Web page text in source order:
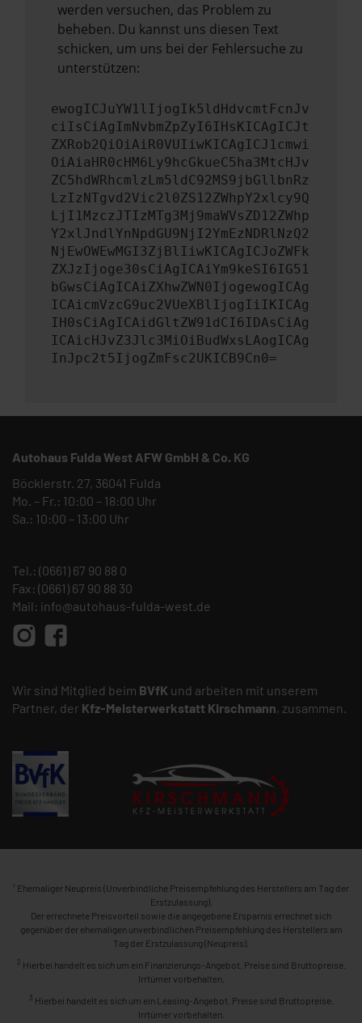
werden versuchen, das Problem zu
beheben. Du kannst uns diesen Text
schicken, um uns bei der Fehlersuche zu
unterstützen:
ewogICJuYW1lIjogIk5ldHdvcmtFcnJv
ciIsCiAgImNvbmZpZyI6IHsKICAgICJt
ZXRob2QiOiAiR0VUIiwKICAgICJ1cmwi
OiAiaHR0cHM6Ly9hcGkueC5ha3MtcHJv
ZC5hdWRhcmlzLm5ldC92MS9jbGllbnRz
LzIzNTgvd2Vic2l0ZS12ZWhpY2xlcy9Q
LjI1MzczJTIzMTg3Mj9maWVsZD12ZWhp
Y2xlJndlYnNpdGU9NjI2YmEzNDRlNzQ2
NjEwOWEwMGI3ZjBlIiwKICAgICJoZWFk
ZXJzIjoge30sCiAgICAiYm9keSI6IG51
bGwsCiAgICAiZXhwZWN0IjogewogICAg
ICAicmVzcG9uc2VUeXBlIjogIiIKICAg
IH0sCiAgICAidGltZW91dCI6IDAsCiAg
ICAicHJvZ3Jlc3MiOiBudWxsLAogICAg
InJpc2t5IjogZmFsc2UKICB9Cn0=
Autohaus Fulda West AFW GmbH & Co. KG
Böcklerstr. 27, 36041 Fulda
Mo. – Fr.: 10:00 – 18:00 Uhr
Sa.: 10:00 – 13:00 Uhr
Tel.: (0661) 67 90 88 0
Fax: (0661) 67 90 88 30
Mail: info@autohaus-fulda-west.de
Wir sind Mitglied beim BVfK und arbeiten mit unserem
Partner, der Kfz-Meisterwerkstatt Kirschmann, zusammen.
1 Ehemaliger Neupreis (Unverbindliche Preisempfehlung des Herstellers am Tag der
Erstzulassung).
Der errechnete Preisvorteil sowie die angegebene Ersparnis errechnet sich
gegenüber der ehemaligen unverbindlichen Preisempfehlung des Herstellers am
Tag der Erstzulassung (Neupreis).
2 Hierbei handelt es sich um ein Finanzierungs-Angebot. Preise sind Bruttopreise.
Irrtümer vorbehalten.
3 Hierbei handelt es sich um ein Leasing-Angebot. Preise sind Bruttopreise.
Irrtümer vorbehalten.